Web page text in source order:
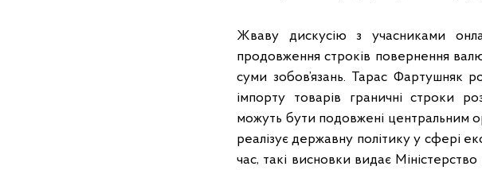
Жваву дискусію з учасниками
продовження строків повернення
суми зобов’язань. Тарас Фартушняк
імпорту товарів граничні строки
можуть бути подовжені центральним
реалізує державну політику у сфері
час, такі висновки видає